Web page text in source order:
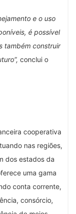
e o uso
é possível
também construir
conclui o
cooperativa
nas regiões,
dos estados da
uma gama
conta corrente,
consórcio,